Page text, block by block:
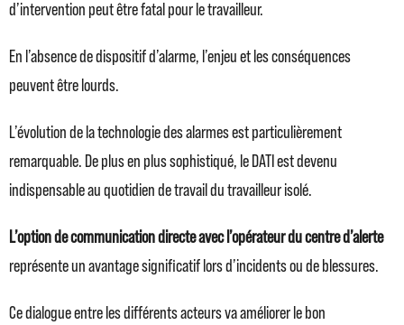
d’intervention peut être fatal pour le travailleur.
En l’absence de dispositif d’alarme, l’enjeu et les conséquences
peuvent être lourds.
L’évolution de la technologie des alarmes est particulièrement
remarquable. De plus en plus sophistiqué, le DATI est devenu
indispensable au quotidien de travail du travailleur isolé.
L’option de communication directe avec l’opérateur du centre d’alerte
représente un avantage significatif lors d’incidents ou de blessures.
Ce dialogue entre les différents acteurs va améliorer le bon